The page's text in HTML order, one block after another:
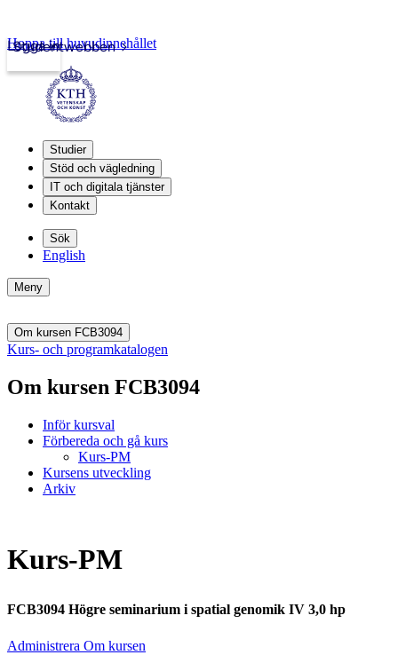
Studentwebben
Logga in
Hoppa till huvudinnehållet
Studier
Stöd och vägledning
IT och digitala tjänster
Kontakt
Sök
English
Meny
Om kursen FCB3094
Kurs- och programkatalogen
Om kursen FCB3094
Inför kursval
Förbereda och gå kurs
Kurs-PM
Kursens utveckling
Arkiv
Kurs-PM
FCB3094 Högre seminarium i spatial genomik IV 3,0 hp
Administrera Om kursen